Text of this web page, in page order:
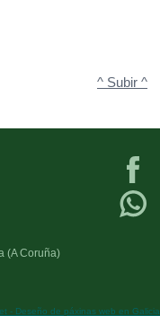
^ Subir ^
(A Coruña)
- Deseño de páxinas web en Galicia